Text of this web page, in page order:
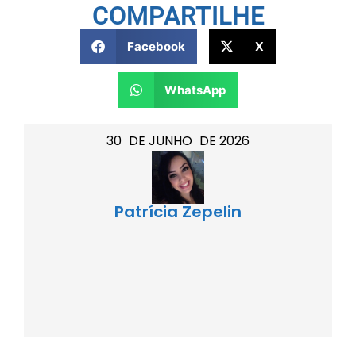
30 DE JUNHO DE 2026
Patrícia Zepelin
COMPARTILHE
Facebook X
WhatsApp